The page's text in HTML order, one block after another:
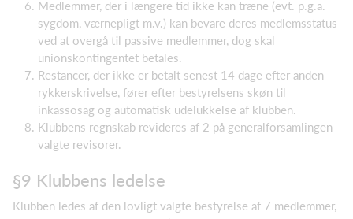
Medlemmer, der i længere tid ikke kan træne (evt. p.g.a.
sygdom, værnepligt m.v.) kan bevare deres medlemsstatus
ved at overgå til passive medlemmer, dog skal
unionskontingentet betales.
Restancer, der ikke er betalt senest 14 dage efter anden
rykkerskrivelse, fører efter bestyrelsens skøn til
inkassosag og automatisk udelukkelse af klubben.
Klubbens regnskab revideres af 2 på generalforsamlingen
valgte revisorer.
§9 Klubbens ledelse
Klubben ledes af den lovligt valgte bestyrelse af 7 medlemmer,